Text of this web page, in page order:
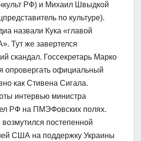
РФ) и Михаил Швыдкой
по культуре).
назвали Кука «главой
Тут же завертелся
скандал. Госсекретарь Марко
опровергать официальный
как Стивена Сигала.
интервью министра
РФ на ПМЭФовских полях.
постепенной
США на поддержку Украины